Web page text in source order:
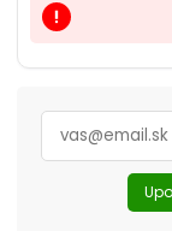
priority_high